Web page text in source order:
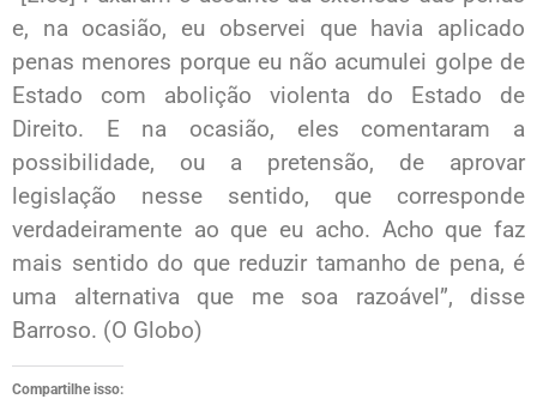
e, na ocasião, eu observei que havia aplicado
penas menores porque eu não acumulei golpe de
Estado com abolição violenta do Estado de
Direito. E na ocasião, eles comentaram a
possibilidade, ou a pretensão, de aprovar
legislação nesse sentido, que corresponde
verdadeiramente ao que eu acho. Acho que faz
mais sentido do que reduzir tamanho de pena, é
uma alternativa que me soa razoável”, disse
Barroso. (O Globo)
Compartilhe isso: